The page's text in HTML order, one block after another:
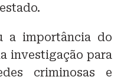
a importância do
investigação para
criminosas e